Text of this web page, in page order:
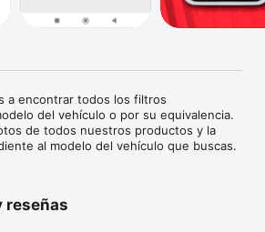
a encontrar todos los filtros
del vehículo o por su equivalencia.
de todos nuestros productos y la
al modelo del vehículo que buscas.
reseñas